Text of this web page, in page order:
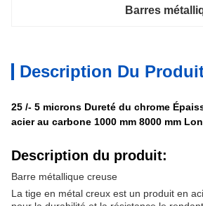
Barres
Description Du
25 /- 5 microns Dureté du chrome
acier au carbone 1000 mm 8000 mm
Description du produit:
Barre métallique creuse
La tige en métal creux est un produit en